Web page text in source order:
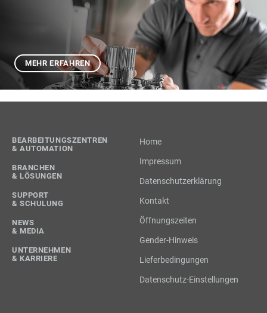
MEHR ERFAHREN
BEARBEITUNGSZENTREN
& AUTOMATION
BRANCHEN
& LÖSUNGEN
SUPPORT
& SCHULUNG
NEWS
& MEDIA
UNTERNEHMEN
& KARRIERE
Home
Impressum
Datenschutzerklärung
Kontakt
Öffnungszeiten
Gender-Hinweis
Lieferbedingungen
Datenschutz-Einstellungen